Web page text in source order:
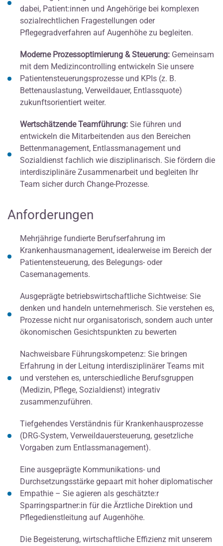
dabei, Patient:innen und Angehörige bei komplexen
sozialrechtlichen Fragestellungen oder
Pflegegradverfahren auf Augenhöhe zu begleiten.
Moderne Prozessoptimierung & Steuerung: Gemeinsam
mit dem Medizincontrolling entwickeln Sie unsere
Patientensteuerungsprozesse und KPIs (z. B.
Bettenauslastung, Verweildauer, Entlassquote)
zukunftsorientiert weiter.
Wertschätzende Teamführung: Sie führen und
entwickeln die Mitarbeitenden aus den Bereichen
Bettenmanagement, Entlassmanagement und
Sozialdienst fachlich wie disziplinarisch. Sie fördern die
interdisziplinäre Zusammenarbeit und begleiten Ihr
Team sicher durch Change-Prozesse.
Anforderungen
Mehrjährige fundierte Berufserfahrung im
Krankenhausmanagement, idealerweise im Bereich der
Patientensteuerung, des Belegungs- oder
Casemanagements.
Ausgeprägte betriebswirtschaftliche Sichtweise: Sie
denken und handeln unternehmerisch. Sie verstehen es,
Prozesse nicht nur organisatorisch, sondern auch unter
ökonomischen Gesichtspunkten zu bewerten
Nachweisbare Führungskompetenz: Sie bringen
Erfahrung in der Leitung interdisziplinärer Teams mit
und verstehen es, unterschiedliche Berufsgruppen
(Medizin, Pflege, Sozialdienst) integrativ
zusammenzuführen.
Tiefgehendes Verständnis für Krankenhausprozesse
(DRG-System, Verweildauersteuerung, gesetzliche
Vorgaben zum Entlassmanagement).
Eine ausgeprägte Kommunikations- und
Durchsetzungsstärke gepaart mit hoher diplomatischer
Empathie – Sie agieren als geschätzte:r
Sparringspartner:in für die Ärztliche Direktion und
Pflegedienstleitung auf Augenhöhe.
Die Begeisterung, wirtschaftliche Effizienz mit unserem